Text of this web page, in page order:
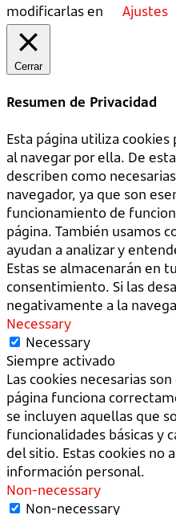
modificarlas en
Ajustes
Cerrar
Resumen de Privacidad
Esta página utiliza
al navegar por ella. De
describen como
navegador, ya que son
funcionamiento de
página. También usamos
ayudan a analizar y
Estas se almacenarán en
consentimiento. Si las
negativamente a la
Necessary
Necessary
Siempre activado
Las cookies necesarias
página funciona
se incluyen aquellas que
funcionalidades básicas y
del sitio. Estas cookies no
información personal.
Non-necessary
Non-necessary